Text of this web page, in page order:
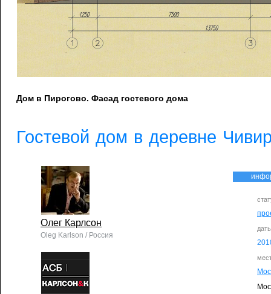
Дом в Пирогово. Фасад гостевого дома
Гостевой дом в деревне
Олег Карлсон
Oleg Karlson / Россия